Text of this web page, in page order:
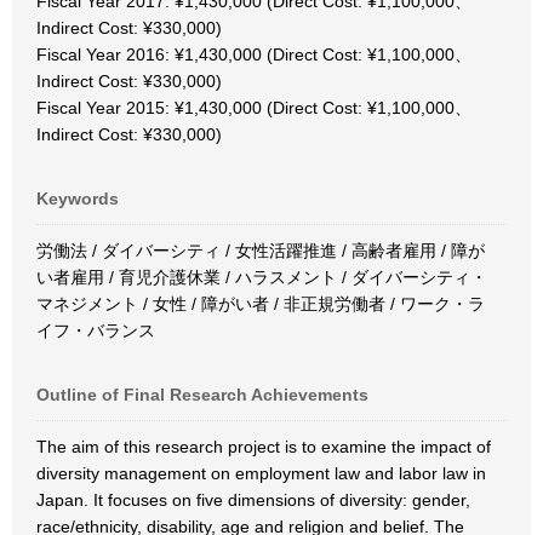
Indirect Cost: ¥330,000)
Fiscal Year 2016: ¥1,430,000 (Direct Cost: ¥1,100,000、
Indirect Cost: ¥330,000)
Fiscal Year 2015: ¥1,430,000 (Direct Cost: ¥1,100,000、
Indirect Cost: ¥330,000)
Keywords
労働法 / ダイバーシティ / 女性活躍推進 / 高齢者雇用 / 障が
い者雇用 / 育児介護休業 / ハラスメント / ダイバーシティ・
マネジメント / 女性 / 障がい者 / 非正規労働者 / ワーク・ラ
イフ・バランス
Outline of Final Research Achievements
The aim of this research project is to examine the impact of
diversity management on employment law and labor law in
Japan. It focuses on five dimensions of diversity: gender,
race/ethnicity, disability, age and religion and belief. The